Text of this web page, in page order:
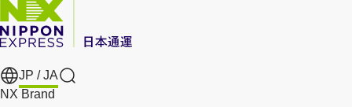
JP /JA
Search
NX Brand